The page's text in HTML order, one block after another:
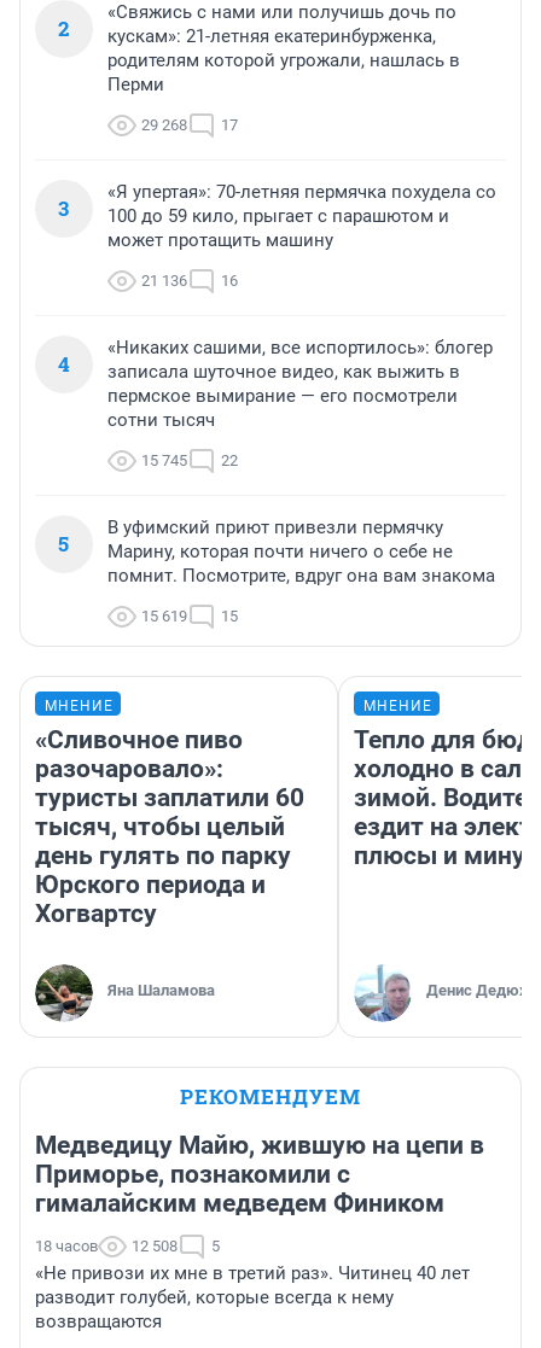
2
«Свяжись с нами или получишь дочь по
кускам»: 21-летняя екатеринбурженка,
родителям которой угрожали, нашлась в
Перми
29 268 17
3
«Я упертая»: 70-летняя пермячка похудела со
100 до 59 кило, прыгает с парашютом и
может протащить машину
21 136 16
4
«Никаких сашими, все испортилось»: блогер
записала шуточное видео, как выжить в
пермское вымирание — его посмотрели
сотни тысяч
15 745 22
5
В уфимский приют привезли пермячку
Марину, которая почти ничего о себе не
помнит. Посмотрите, вдруг она вам знакома
15 619 15
МНЕНИЕ
«Сливочное пиво
разочаровало»:
туристы заплатили 60
тысяч, чтобы целый
день гулять по парку
Юрского периода и
Хогвартсу
Яна Шаламова
МНЕНИЕ
Тепло для
холодно в
зимой.
ездит на
плюсы и
Денис
РЕКОМЕНДУЕМ
Медведицу Майю, жившую на цепи в
Приморье, познакомили с
гималайским медведем Фиником
18 часов 12 508 5
«Не привози их мне в третий раз». Читинец 40 лет
разводит голубей, которые всегда к нему
возвращаются